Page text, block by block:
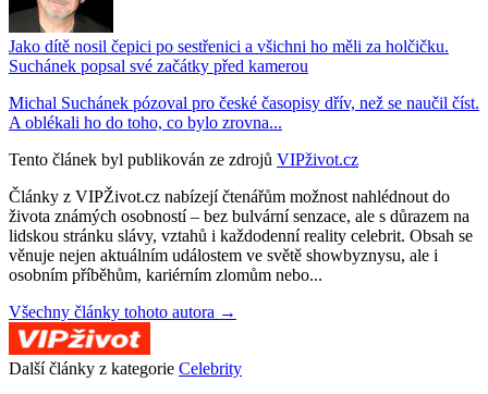
Jako dítě nosil čepici po sestřenici a všichni ho měli za holčičku.
Suchánek popsal své začátky před kamerou
Michal Suchánek pózoval pro české časopisy dřív, než se naučil číst.
A oblékali ho do toho, co bylo zrovna...
Tento článek byl publikován ze zdrojů VIPživot.cz
Články z VIPŽivot.cz nabízejí čtenářům možnost nahlédnout do
života známých osobností – bez bulvární senzace, ale s důrazem na
lidskou stránku slávy, vztahů i každodenní reality celebrit. Obsah se
věnuje nejen aktuálním událostem ve světě showbyznysu, ale i
osobním příběhům, kariérním zlomům nebo...
Všechny články tohoto autora →
Další články z kategorie Celebrity